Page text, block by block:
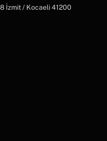
İzmit / Kocaeli 41200